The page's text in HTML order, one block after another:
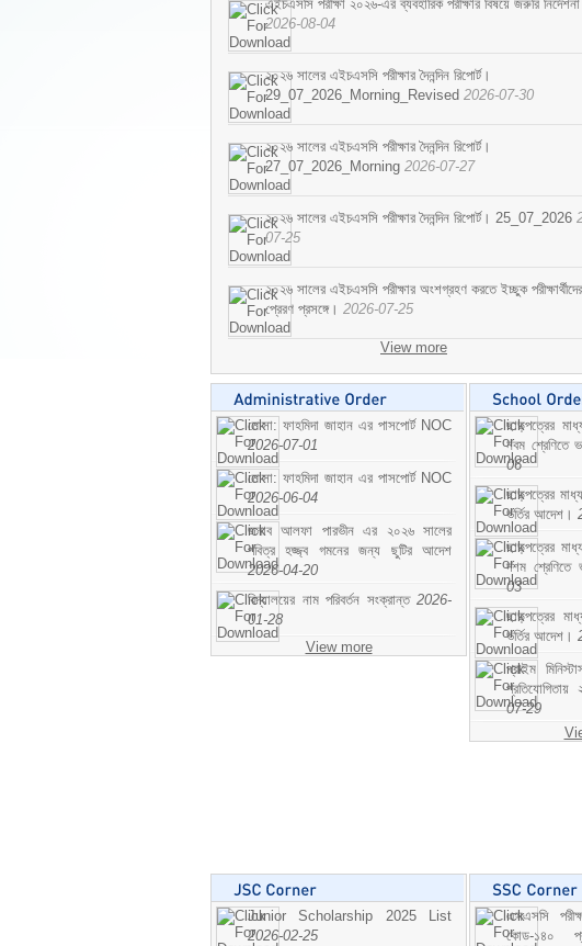
এইচএসসি পরীক্ষা ২০২৬-এর ব্যবহারিক পরীক্ষার বিষয়ে জরুরি
2026-08-04
২০২৬ সালের এইচএসসি পরীক্ষার দৈনন্দিন রিপোর্ট।
29_07_2026_Morning_Revised 2026-07-30
২০২৬ সালের এইচএসসি পরীক্ষার দৈনন্দিন রিপোর্ট।
27_07_2026_Morning 2026-07-27
২০২৬ সালের এইচএসসি পরীক্ষার দৈনন্দিন রিপোর্ট। 25_07_2026
07-25
২০২৬ সালের এইচএসসি পরীক্ষার অংশগ্রহণ করতে ইচ্ছুক
প্রেরণ প্রসঙ্গে। 2026-07-25
View more
মোসা: ফাহমিদা জাহান এর পাসপোর্ট NOC
2026-07-01
মোসা: ফাহমিদা জাহান এর পাসপোর্ট NOC
2026-06-04
জনাব আলফা পারভীন এর ২০২৬ সালের
পবিত্র হজ্জ্ব গমনের জন্য ছুটির আদেশ
2026-04-20
বিদ্যালয়ের নাম পরিবর্তন সংক্রান্ত 2026-
01-28
View more
ছাড়পত্রের
নবম শ্রেণিতে
06
ছাড়পত্রের
ভর্তির আদেশ।
ছাড়পত্রের
দশম শ্রেণিতে
03
ছাড়পত্রের
ভর্তির আদেশ।
প্রাইম
07-29
Junior Scholarship 2025 List
2026-02-25
এসএসসি
কোড-১৪০